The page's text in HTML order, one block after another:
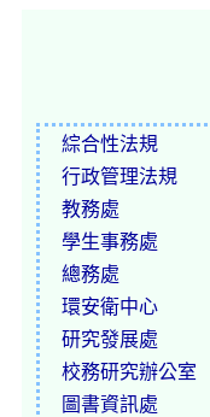
綜合性法規
行政管理法規
教務處
學生事務處
總務處
環安衛中心
研究發展處
校務研究辦公室
圖書資訊處